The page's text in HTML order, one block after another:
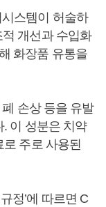
스템이 허술하
적 개선과 수입화
화장품 유통을
손상 등을 유발
. 이 성분은 치약
로 주로 사용된
정’에 따르면 C